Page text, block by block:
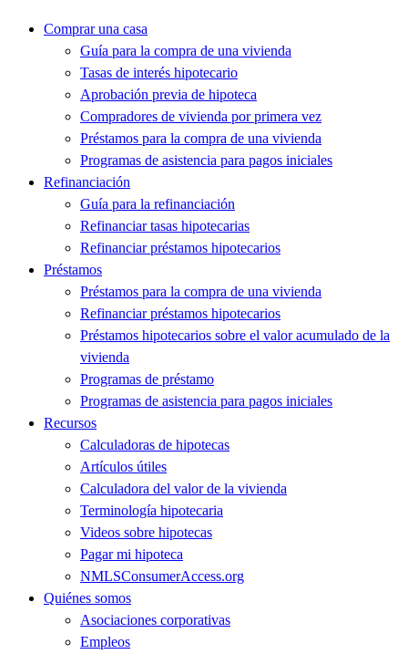
Comprar una casa
Guía para la compra de una vivienda
Tasas de interés hipotecario
Aprobación previa de hipoteca
Compradores de vivienda por primera vez
Préstamos para la compra de una vivienda
Programas de asistencia para pagos iniciales
Refinanciación
Guía para la refinanciación
Refinanciar tasas hipotecarias
Refinanciar préstamos hipotecarios
Préstamos
Préstamos para la compra de una vivienda
Refinanciar préstamos hipotecarios
Préstamos hipotecarios sobre el valor acumulado de la
vivienda
Programas de préstamo
Programas de asistencia para pagos iniciales
Recursos
Calculadoras de hipotecas
Artículos útiles
Calculadora del valor de la vivienda
Terminología hipotecaria
Videos sobre hipotecas
Pagar mi hipoteca
NMLSConsumerAccess.org
Quiénes somos
Asociaciones corporativas
Empleos